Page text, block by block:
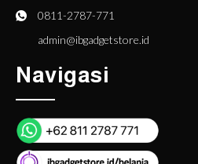
0811-2787-771
admin@ibgadgetstore.id
Navigasi